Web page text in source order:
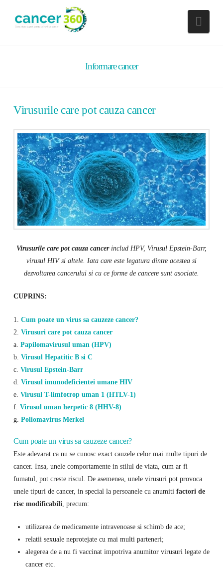
Informare cancer
Virusurile care pot cauza cancer
Virusurile care pot cauza cancerinclud HPV, Virusul Epstein-Barr,
virusul HIV si altele. Iata care este legatura dintre acestea si
dezvoltarea cancerului si cu ce forme de cancere sunt asociate.
CUPRINS:
1.
Cum poate un virus sa cauzeze cancer?
2. Virusuri care pot cauza cancer
a. Papilomavirusul uman (HPV)
b. Virusul Hepatitic B si C
c. Virusul Epstein-Barr
d. Virusul imunodeficientei umane HIV
e. Virusul T-limfotrop uman 1 (HTLV-1)
f. Virusul uman herpetic 8 (HHV-8)
g. Poliomavirus Merkel
Cum poate un virus sa cauzeze cancer?
Este adevarat ca nu se cunosc exact cauzele celor mai multe tipuri de
cancer. Insa, unele comportamente in stilul de viata, cum ar fi
fumatul, pot creste riscul. De asemenea, unele virusuri pot provoca
unele tipuri de cancer, in special la persoanele cu anumiti factori de
risc modificabili , precum:
utilizarea de medicamente intravenoase si schimb de ace;
relatii sexuale neprotejate cu mai multi parteneri;
alegerea de a nu fi vaccinat impotriva anumitor virusuri legate de
cancer etc.